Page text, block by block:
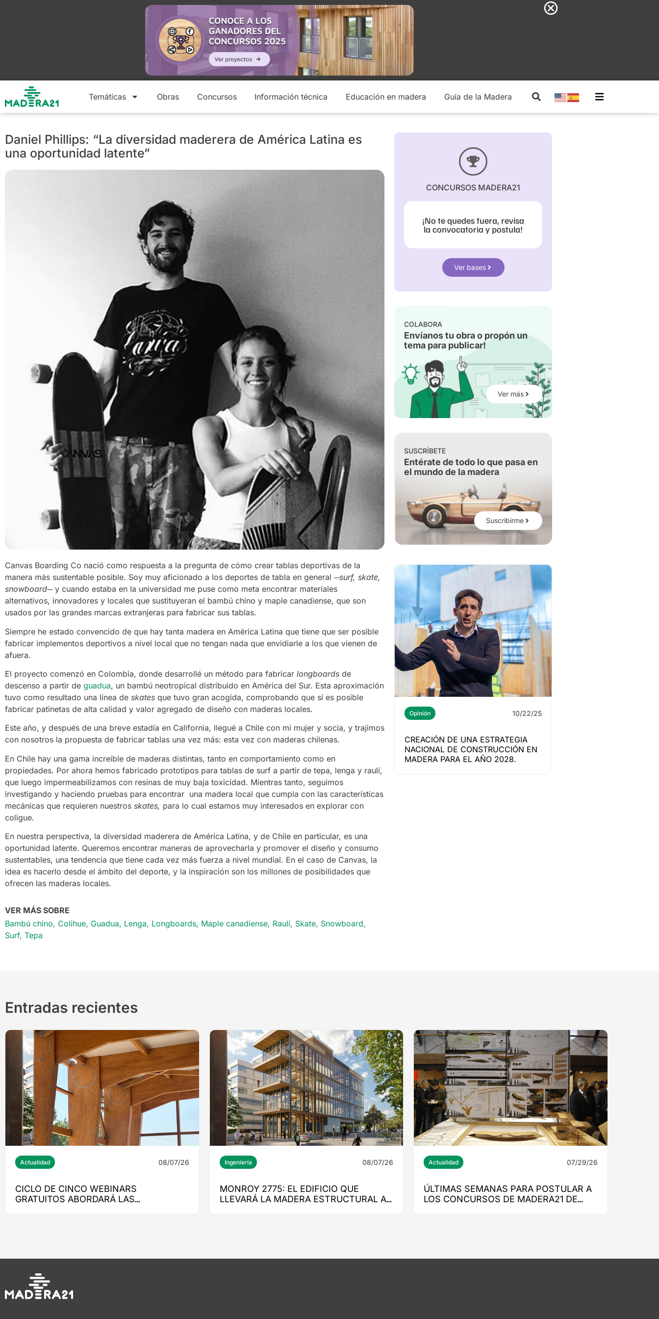
Temáticas Obras Concursos Información técnica Educación en madera Guía de la Madera
Daniel Phillips: “La diversidad maderera de América Latina es
una oportunidad latente”
Canvas Boarding Co nació como respuesta a la pregunta de cómo crear tablas deportivas de la
manera más sustentable posible. Soy muy aficionado a los deportes de tabla en general ­─surf, skate,
snowboard─ y cuando estaba en la universidad me puse como meta encontrar materiales
alternativos, innovadores y locales que sustituyeran el bambú chino y maple canadiense, que son
usados por las grandes marcas extranjeras para fabricar sus tablas.
Siempre he estado convencido de que hay tanta madera en América Latina que tiene que ser posible
fabricar implementos deportivos a nivel local que no tengan nada que envidiarle a los que vienen de
afuera.
El proyecto comenzó en Colombia, donde desarrollé un método para fabricar longboards de
descenso a partir de guadua, un bambú neotropical distribuido en América del Sur. Esta aproximación
tuvo como resultado una línea de skates que tuvo gran acogida, comprobando que sí es posible
fabricar patinetas de alta calidad y valor agregado de diseño con maderas locales.
Este año, y después de una breve estadía en California, llegué a Chile con mi mujer y socia, y trajimos
con nosotros la propuesta de fabricar tablas una vez más: esta vez con maderas chilenas.
En Chile hay una gama increíble de maderas distintas, tanto en comportamiento como en
propiedades. Por ahora hemos fabricado prototipos para tablas de surf a partir de tepa, lenga y raulí,
que luego impermeabilizamos con resinas de muy baja toxicidad. Mientras tanto, seguimos
investigando y haciendo pruebas para encontrar una madera local que cumpla con las características
mecánicas que requieren nuestros skates, para lo cual estamos muy interesados en explorar con
coligue.
En nuestra perspectiva, la diversidad maderera de América Latina, y de Chile en particular, es una
oportunidad latente. Queremos encontrar maneras de aprovecharla y promover el diseño y consumo
sustentables, una tendencia que tiene cada vez más fuerza a nivel mundial. En el caso de Canvas, la
idea es hacerlo desde el ámbito del deporte, y la inspiración son los millones de posibilidades que
ofrecen las maderas locales.
VER MÁS SOBRE
Bambú chino, Colihue, Guadua, Lenga, Longboards, Maple canadiense, Raulí, Skate, Snowboard,
Surf, Tepa
CONCURSOS MADERA21
¡No te quedes fuera, revisa
la convocatoria y postula!
Ver bases
COLABORA
Envíanos tu obra o propón un
tema para publicar!
Ver más
SUSCRÍBETE
Entérate de todo lo que pasa en
el mundo de la madera
Suscribirme
Opinión 10/22/25
CREACIÓN DE UNA ESTRATEGIA
NACIONAL DE CONSTRUCCIÓN EN
MADERA PARA EL AÑO 2028.
Entradas recientes
Actualidad 08/07/26
CICLO DE CINCO WEBINARS
GRATUITOS ABORDARÁ LAS
Ingeniería 08/07/26
MONROY 2775: EL EDIFICIO QUE
LLEVARÁ LA MADERA ESTRUCTURAL AL
Actualidad 07/29/26
ÚLTIMAS SEMANAS PARA POSTULAR A
LOS CONCURSOS DE MADERA21 DE